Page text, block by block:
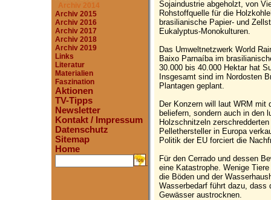
Archiv 2014
Archiv 2015
Archiv 2016
Archiv 2017
Archiv 2018
Archiv 2019
Links
Literatur
Materialien
Faszination
Aktionen
TV-Tipps
Newsletter
Kontakt / Impressum
Datenschutz
Sitemap
Home
.
Sojaindustrie abgeholzt, von
Rohstoffquelle für die
brasilianische Papier- und
Eukalyptus-Monokulturen.
Das Umweltnetzwerk World
Baixo Parnaíba im
30.000 bis 40.000 Hektar hat
Insgesamt sind im Nordosten
Plantagen geplant.
Der Konzern will laut WRM mit
beliefern, sondern auch in den
Holzschnitzeln
Pellethersteller in Europa
Politik der EU forciert die
Für den Cerrado und dessen
eine Katastrophe. Wenige
die Böden und der
Wasserbedarf führt dazu, dass
Gewässer austrocknen.